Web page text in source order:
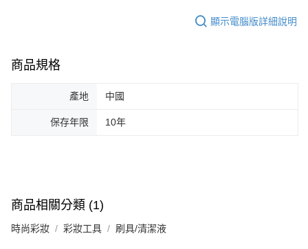
顯示電腦版詳細說明
商品規格
產地 中國
保存年限 10年
商品相關分類 (1)
時尚彩妝 彩妝工具 刷具/清潔液